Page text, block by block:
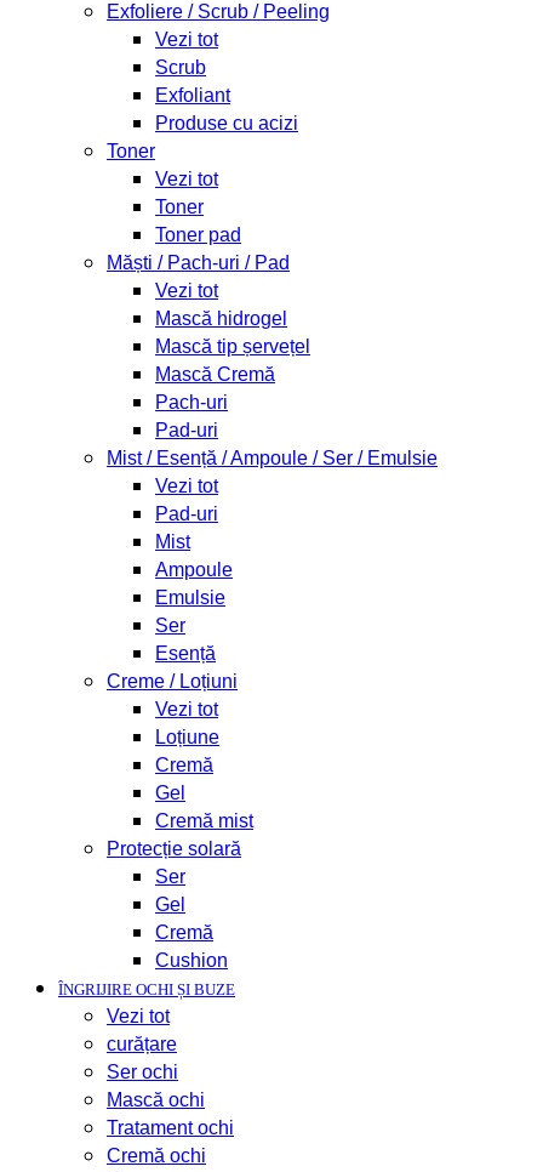
Exfoliere / Scrub / Peeling
Vezi tot
Scrub
Exfoliant
Produse cu acizi
Toner
Vezi tot
Toner
Toner pad
Măști / Pach-uri / Pad
Vezi tot
Mască hidrogel
Mască tip șervețel
Mască Cremă
Pach-uri
Pad-uri
Mist / Esență / Ampoule / Ser / Emulsie
Vezi tot
Pad-uri
Mist
Ampoule
Emulsie
Ser
Esență
Creme / Loțiuni
Vezi tot
Loțiune
Cremă
Gel
Cremă mist
Protecție solară
Ser
Gel
Cremă
Cushion
ÎNGRIJIRE OCHI ȘI BUZE
Vezi tot
curățare
Ser ochi
Mască ochi
Tratament ochi
Cremă ochi